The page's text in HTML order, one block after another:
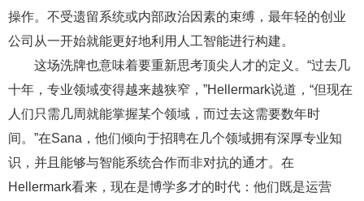
操作。不受遗留系统或内部政治因素的束缚，最年轻的创业
公司从一开始就能更好地利用人工智能进行构建。
这场洗牌也意味着要重新思考顶尖人才的定义。“过去几
十年，专业领域变得越来越狭窄，”Hellermark说道，“但现在
人们只需几周就能掌握某个领域，而过去这需要数年时
间。”在Sana，他们倾向于招聘在几个领域拥有深厚专业知
识，并且能够与智能系统合作而非对抗的通才。在
Hellermark看来，现在是博学多才的时代：他们既是运营